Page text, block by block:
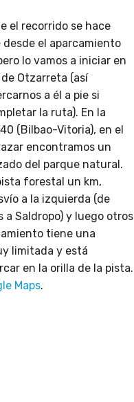
el recorrido se hace
el aparcamiento
lo vamos a iniciar en
Otzarreta (así
a él a pie si
la ruta). En la
(Bilbao-Vitoria), en el
encontramos un
del parque natural.
forestal un km,
a la izquierda (de
a Saldropo) y luego otros
tiene una
limitada y está
en la orilla de la pista.
Maps.